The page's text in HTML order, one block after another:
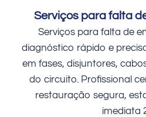
Serviços para falta
Serviços para falta de
diagnóstico rápido e
em fases, disjuntores,
do circuito. Profissional
restauração segura,
imediata